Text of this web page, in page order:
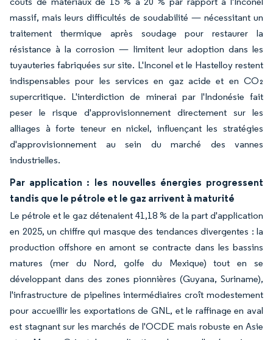
massif, mais leurs difficultés de soudabilité — nécessitant un
traitement thermique après soudage pour restaurer la
résistance à la corrosion — limitent leur adoption dans les
tuyauteries fabriquées sur site. L'Inconel et le Hastelloy restent
indispensables pour les services en gaz acide et en CO₂
supercritique. L'interdiction de minerai par l'Indonésie fait
peser le risque d'approvisionnement directement sur les
alliages à forte teneur en nickel, influençant les stratégies
d'approvisionnement au sein du marché des vannes
industrielles.
Par application : les nouvelles énergies progressent
tandis que le pétrole et le gaz arrivent à maturité
Le pétrole et le gaz détenaient 41,18 % de la part d'application
en 2025, un chiffre qui masque des tendances divergentes : la
production offshore en amont se contracte dans les bassins
matures (mer du Nord, golfe du Mexique) tout en se
développant dans des zones pionnières (Guyana, Suriname),
l'infrastructure de pipelines intermédiaires croît modestement
pour accueillir les exportations de GNL, et le raffinage en aval
est stagnant sur les marchés de l'OCDE mais robuste en Asie